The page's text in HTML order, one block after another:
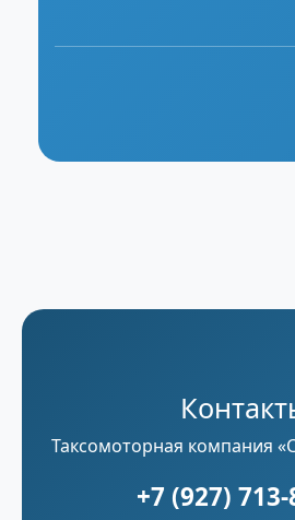
Таксомоторная компания
+7 (927) 713-